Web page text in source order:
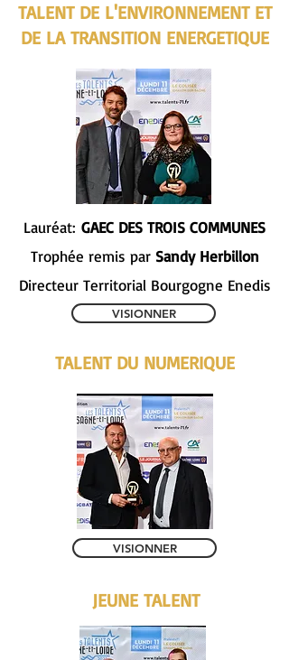
TALENT DE L'ENVIRONNEMENT ET
DE LA TRANSITION ENERGETIQUE
Lauréat: GAEC DES TROIS COMMUNES
Trophée remis par Sandy Herbillon
Directeur Territorial Bourgogne Enedis
VISIONNER
TALENT DU NUMERIQUE
VISIONNER
JEUNE TALENT